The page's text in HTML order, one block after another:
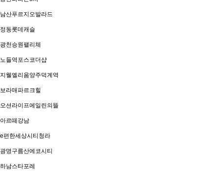
남산푸르지오발라드
정동롯데캐슬
광천승원팰리체
노들역포스코더샵
지웰엘리움양주덕계역
보라매파르크힐
오션라이프에일린의뜰
아르떼강남
e편한세상시티청라
광명구름산에코시티
하남스타포레